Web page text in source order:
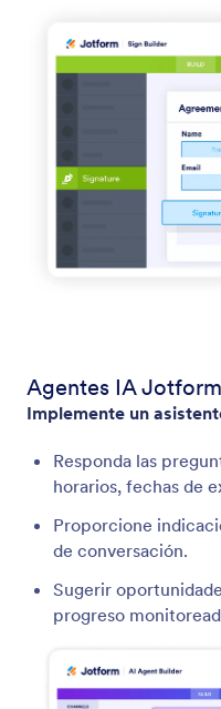
Agentes IA Jotform
Implemente un
Responda las
horarios, fechas de
Proporcione
de conversación.
Sugerir
progreso